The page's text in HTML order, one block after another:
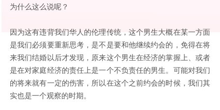
为什么这么说呢？
因为这有违背我们华人的伦理传统，这个男生大概在某一方面
是我们必须要重新思考，是不是要和他继续约会的，免得在将
来我们结婚以后才发现，原来这个男生在经济的掌握上、或者
是在对家庭经济的责任上是一个不负责任的男生。可能对我们
的将来就有一定的伤害，所以在这个之前约会的时候，我们其
实也是一个观察的时期。